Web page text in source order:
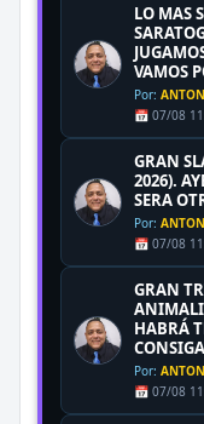
LO MAS
VAMOS
Por:
📅 07/08
GRAN
2026).
SERA
Por:
📅 07/08
GRAN
HABRÁ
CONSIGA
Por:
📅 07/08